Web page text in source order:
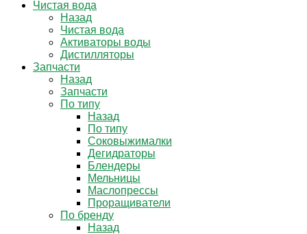
Чистая вода
Назад
Чистая вода
Активаторы воды
Дистилляторы
Запчасти
Назад
Запчасти
По типу
Назад
По типу
Соковыжималки
Дегидраторы
Блендеры
Мельницы
Маслопрессы
Проращиватели
По бренду
Назад